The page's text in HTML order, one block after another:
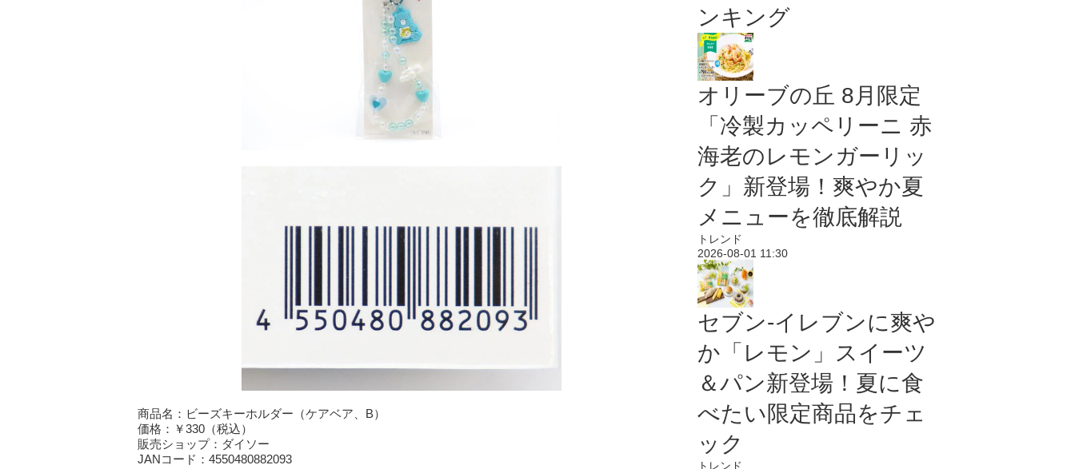
商品名：ビーズキーホルダー（ケアベア、B）
価格：￥330（税込）
販売ショップ：ダイソー
JANコード：4550480882093
ンキング
オリーブの丘 8月限定
「冷製カッペリーニ 赤
海老のレモンガーリッ
ク」新登場！爽やか夏
メニューを徹底解説
トレンド
2026-08-01 11:30
セブン‐イレブンに爽や
か「レモン」スイーツ
＆パン新登場！夏に食
べたい限定商品をチェ
ック
トレンド